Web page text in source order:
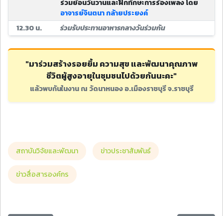
ร่วมย้อนวันวานและฝึกทักษะการร้องเพลง โดย
อาจารย์จินตนา กล้ายประยงค์
12.30 น.
ร่วมรับประทานอาหารกลางวันร่วมกัน
"มาร่วมสร้างรอยยิ้ม ความสุข และพัฒนาคุณภาพ
ชีวิตผู้สูงอายุในชุมชนไปด้วยกันนะคะ"
แล้วพบกันในงาน ณ วัดนาหนอง อ.เมืองราชบุรี จ.ราชบุรี
สถาบันวิจัยและพัฒนา ข่าวประชาสัมพันธ์
ข่าวสื่อสารองค์กร